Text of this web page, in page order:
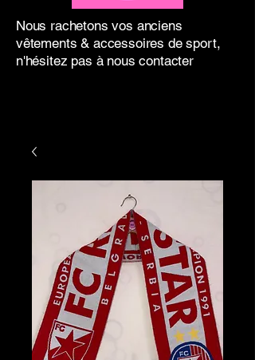
Nous rachetons vos anciens
vêtements & accessoires de sport,
n'hésitez pas à nous contacter